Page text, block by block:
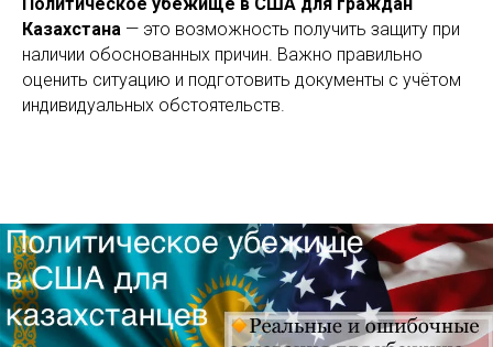
Казахстана — это возможность получить защиту при
наличии обоснованных причин. Важно правильно
оценить ситуацию и подготовить документы с учётом
индивидуальных обстоятельств.